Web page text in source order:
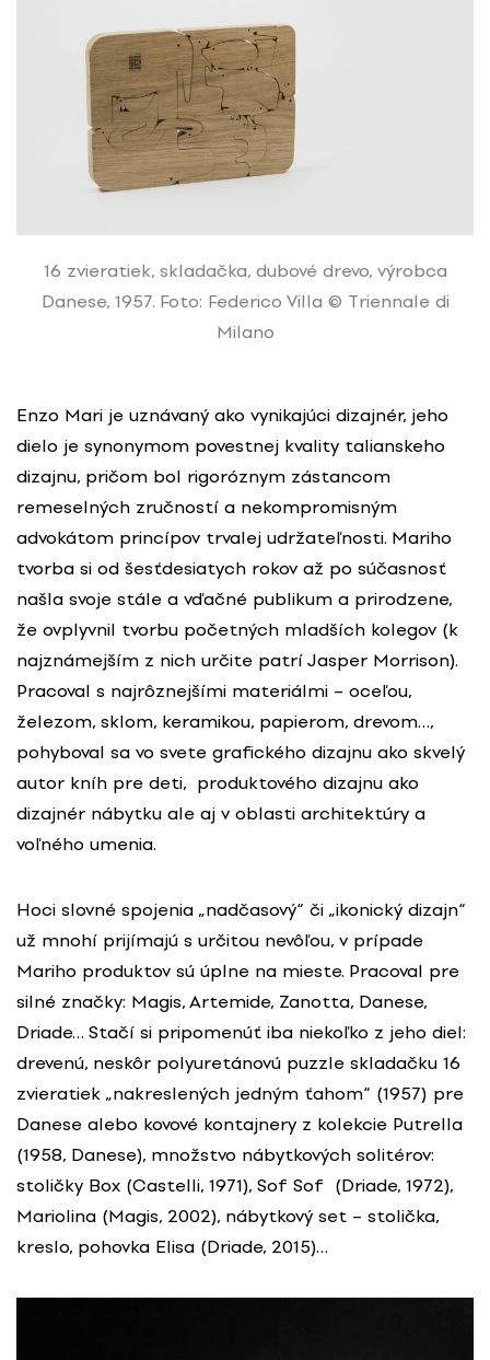
16 zvieratiek, skladačka, dubové drevo, výrobca
Danese, 1957. Foto: Federico Villa © Triennale di
Milano
Enzo Mari je uznávaný ako vynikajúci dizajnér, jeho
dielo je synonymom povestnej kvality talianskeho
dizajnu, pričom bol rigoróznym zástancom
remeselných zručností a nekompromisným
advokátom princípov trvalej udržateľnosti. Mariho
tvorba si od šesťdesiatych rokov až po súčasnosť
našla svoje stále a vďačné publikum a prirodzene,
že ovplyvnil tvorbu početných mladších kolegov (k
najznámejším z nich určite patrí Jasper Morrison).
Pracoval s najrôznejšími materiálmi – oceľou,
železom, sklom, keramikou, papierom, drevom…,
pohyboval sa vo svete grafického dizajnu ako skvelý
autor kníh pre deti, produktového dizajnu ako
dizajnér nábytku ale aj v oblasti architektúry a
voľného umenia.
Hoci slovné spojenia „nadčasový“ či „ikonický dizajn“
už mnohí prijímajú s určitou nevôľou, v prípade
Mariho produktov sú úplne na mieste. Pracoval pre
silné značky: Magis, Artemide, Zanotta, Danese,
Driade… Stačí si pripomenúť iba niekoľko z jeho diel:
drevenú, neskôr polyuretánovú puzzle skladačku 16
zvieratiek „nakreslených jedným ťahom“ (1957) pre
Danese alebo kovové kontajnery z kolekcie Putrella
(1958, Danese), množstvo nábytkových solitérov:
stoličky Box (Castelli, 1971), Sof Sof (Driade, 1972),
Mariolina (Magis, 2002), nábytkový set – stolička,
kreslo, pohovka Elisa (Driade, 2015)…